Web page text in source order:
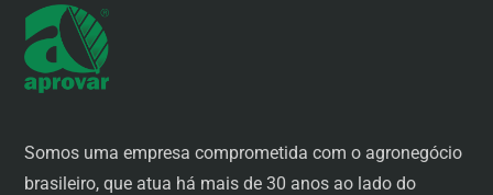
Somos uma empresa comprometida com o agronegócio
brasileiro, que atua há mais de 30 anos ao lado do